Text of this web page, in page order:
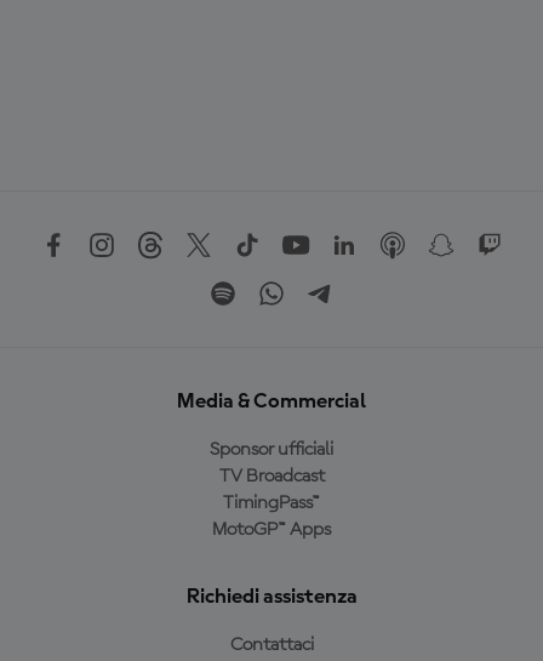
Media & Commercial
Sponsor ufficiali
TV Broadcast
TimingPass™
MotoGP™ Apps
Richiedi assistenza
Contattaci